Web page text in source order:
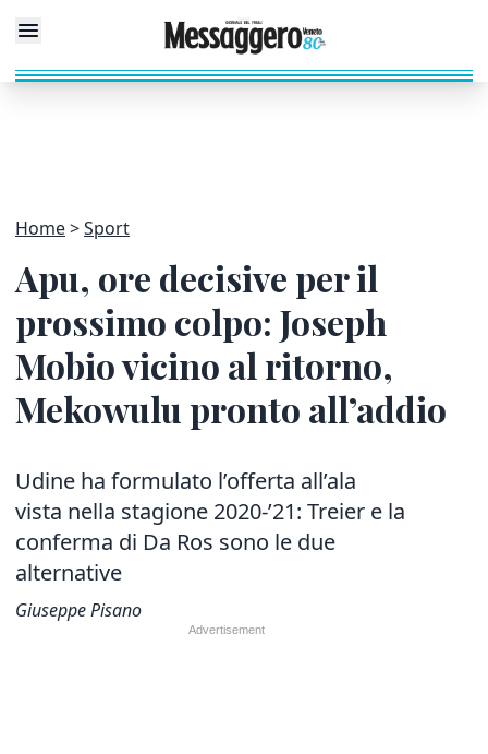
Home Sport
Apu, ore decisive per il
prossimo colpo: Joseph
Mobio vicino al ritorno,
Mekowulu pronto all’addio
Udine ha formulato l’offerta all’ala
vista nella stagione 2020-’21: Treier e la
conferma di Da Ros sono le due
alternative
Giuseppe Pisano